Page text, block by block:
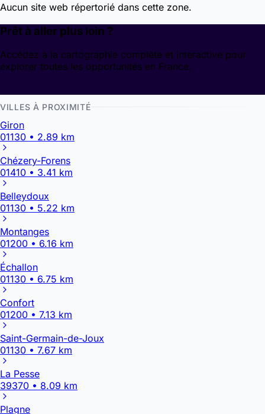
Aucun site web répertorié dans cette zone.
Prêt à aller plus loin ?
Accédez à la cartographie complète et interactive pour
explorer toutes les opportunités en France.
VILLES À PROXIMITÉ
Giron
01130 • 2.89 km
Chézery-Forens
01410 • 3.41 km
Belleydoux
01130 • 5.22 km
Montanges
01200 • 6.16 km
Échallon
01130 • 6.75 km
Confort
01200 • 7.13 km
Saint-Germain-de-Joux
01130 • 7.67 km
La Pesse
39370 • 8.09 km
Plagne